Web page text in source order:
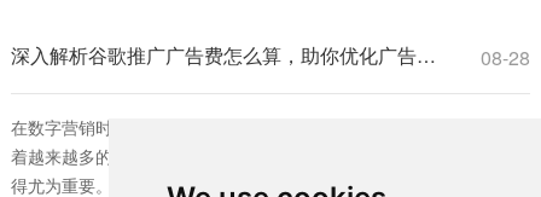
存在的问题，从而进行针对性的改进，提高在搜索引擎中的排名。 首
先，网站为什么要seo诊断，可以帮助企业了解当前的SEO状态。通过
对网站进行全面的分析
深入解析谷歌推广广告费怎么算，助你优化广告预算策略 08-28
在数字营销时代，谷歌广告已成为许多企业不可或缺的推广工具。随
着越来越多的商家投入到这一平台，理解谷歌推广广告费怎么算便显
得尤为重要。对于希望在竞争激烈的市场中脱颖而出的企业而言，合